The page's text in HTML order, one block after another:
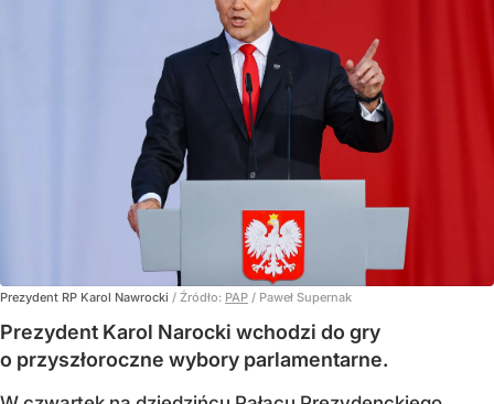
Prezydent RP Karol Nawrocki / Źródło: PAP / Paweł Supernak
Prezydent Karol Narocki wchodzi do gry
o przyszłoroczne wybory parlamentarne.